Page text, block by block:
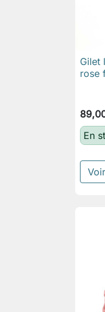
Gilet
rose
En